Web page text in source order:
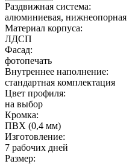
Раздвижная система:
алюминиевая, нижнеопорная
Материал корпуса:
ЛДСП
Фасад:
фотопечать
Внутреннее наполнение:
стандартная комплектация
Цвет профиля:
на выбор
Кромка:
ПВХ (0,4 мм)
Изготовление:
7 рабочих дней
Размер: